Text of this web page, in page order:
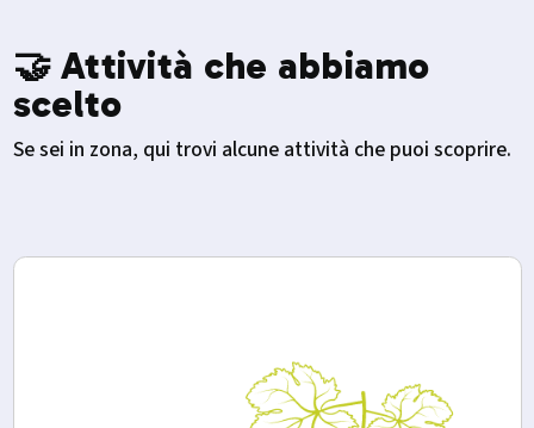
🤝 Attività che abbiamo
scelto
Se sei in zona, qui trovi alcune attività che puoi scoprire.